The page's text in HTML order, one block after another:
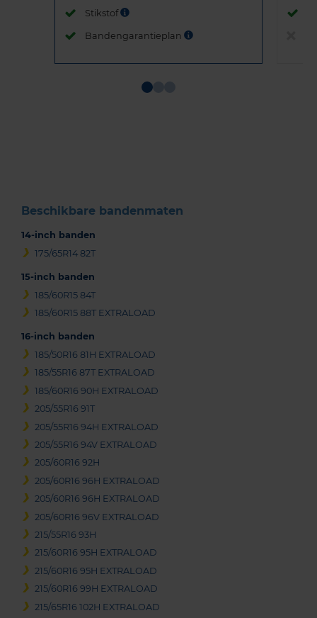
Stikstof
Bandengarantieplan
Beschikbare bandenmaten
14-inch banden
175/65R14 82T
15-inch banden
185/60R15 84T
185/60R15 88T EXTRALOAD
16-inch banden
185/50R16 81H EXTRALOAD
185/55R16 87T EXTRALOAD
185/60R16 90H EXTRALOAD
205/55R16 91T
205/55R16 94H EXTRALOAD
205/55R16 94V EXTRALOAD
205/60R16 92H
205/60R16 96H EXTRALOAD
205/60R16 96H EXTRALOAD
205/60R16 96V EXTRALOAD
215/55R16 93H
215/60R16 95H EXTRALOAD
215/60R16 95H EXTRALOAD
215/60R16 99H EXTRALOAD
215/65R16 102H EXTRALOAD